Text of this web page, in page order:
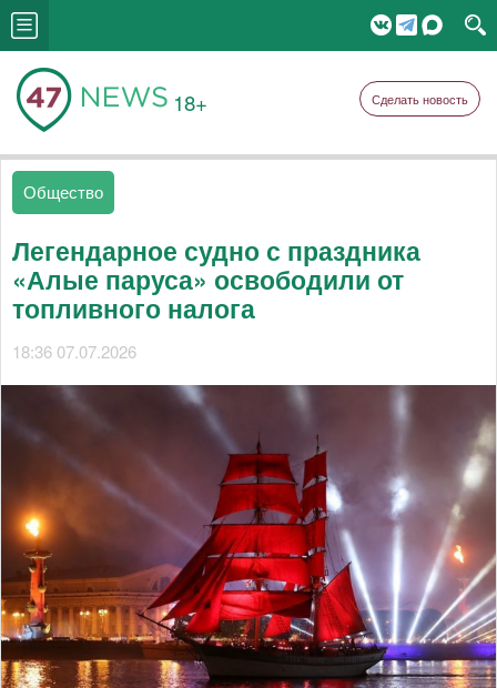
18+ Сделать новость
Общество
Легендарное судно с праздника
«Алые паруса» освободили от
топливного налога
18:36 07.07.2026